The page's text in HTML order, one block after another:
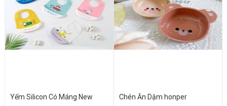
Yếm Silicon Có Máng New Chén Ăn Dặm honper